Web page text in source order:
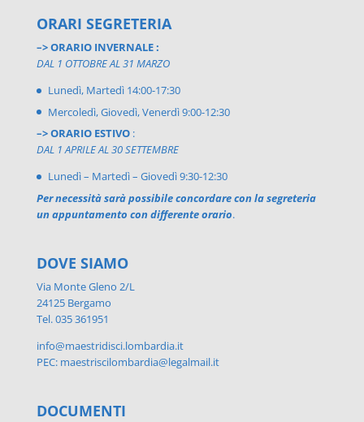
ORARI SEGRETERIA
–> ORARIO INVERNALE :
DAL 1 OTTOBRE AL 31 MARZO
Lunedì, Martedì 14:00-17:30
Mercoledì, Giovedì, Venerdì 9:00-12:30
–> ORARIO ESTIVO:
DAL 1 APRILE AL 30 SETTEMBRE
Lunedì – Martedì – Giovedì 9:30-12:30
Per necessità sarà possibile concordare con la segreteria
un appuntamento con differente orario.
DOVE SIAMO
Via Monte Gleno 2/L
24125 Bergamo
Tel. 035 361951
info@maestridisci.lombardia.it
PEC: maestriscilombardia@legalmail.it
DOCUMENTI